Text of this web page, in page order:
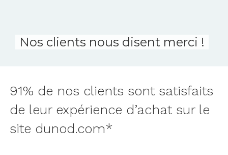
Nos clients nous disent merci !
91% de nos clients sont satisfaits
de leur expérience d’achat sur le
site dunod.com*